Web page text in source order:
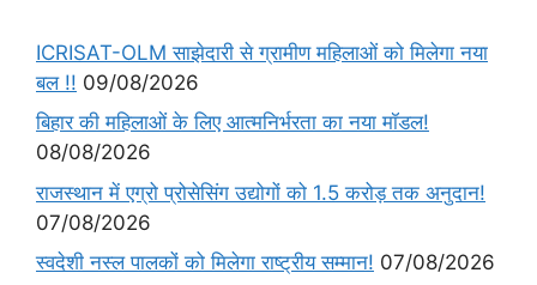
ICRISAT-OLM साझेदारी से ग्रामीण महिलाओं को मिलेगा नया
बल !! 09/08/2026
बिहार की महिलाओं के लिए आत्मनिर्भरता का नया मॉडल!
08/08/2026
राजस्थान में एग्रो प्रोसेसिंग उद्योगों को 1.5 करोड़ तक अनुदान!
07/08/2026
स्वदेशी नस्ल पालकों को मिलेगा राष्ट्रीय सम्मान! 07/08/2026